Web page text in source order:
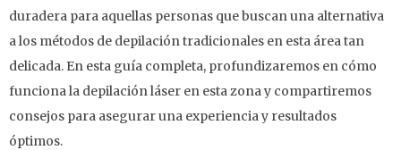
duradera para aquellas personas que buscan una alternativa
a los métodos de depilación tradicionales en esta área tan
delicada. En esta guía completa, profundizaremos en cómo
funciona la depilación láser en esta zona y compartiremos
consejos para asegurar una experiencia y resultados
óptimos.